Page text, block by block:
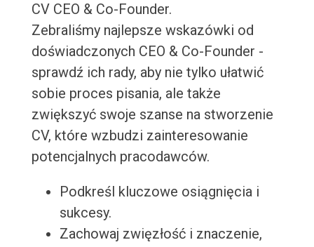
CV CEO & Co-Founder.
Zebraliśmy najlepsze wskazówki od
doświadczonych CEO & Co-Founder -
sprawdź ich rady, aby nie tylko ułatwić
sobie proces pisania, ale także
zwiększyć swoje szanse na stworzenie
CV, które wzbudzi zainteresowanie
potencjalnych pracodawców.
Podkreśl kluczowe osiągnięcia i
sukcesy.
Zachowaj zwięzłość i znaczenie,